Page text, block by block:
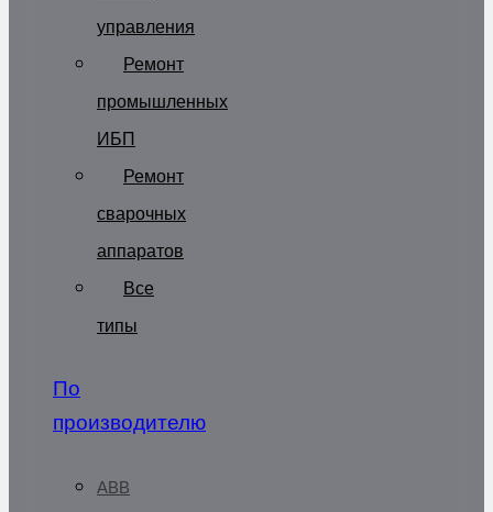
управления
Ремонт
промышленных
ИБП
Ремонт
сварочных
аппаратов
Все
типы
По
производителю
ABB